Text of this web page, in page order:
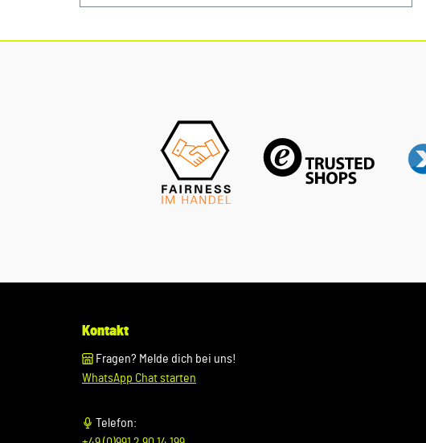
Beifahrerseite 482mm Verwendung: passend bei Audi A3 8V
stellige Fahrgestellnummer(Bsp. VW: WVWZZZ... Audi:
WAUZZZ...) Ihres Fahrzeugs mitzuteilen. Wir prüfen vorab, ob
der gewünschte Artikel zum Fahrzeug passt.
Kontakt
Fragen? Melde dich bei uns!
WhatsApp Chat starten
Telefon: